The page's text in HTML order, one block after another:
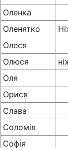
Оленка
Оленятко
Олеся
Олюся
Оля
Орися
Слава
Соломія
Софія